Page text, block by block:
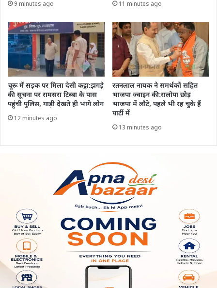
9 minutes ago 11 minutes ago
चूरू में सड़क पर मिला देसी कट्टा:झगड़े
की सूचना पर रामसरा टिब्बा के पास
पहुंची पुलिस, गाड़ी देखते ही भागे लोग
12 minutes ago
रतनलाल नायक ने समर्थकों सहित
भाजपा ज्वाइन की:रालोपा छोड़
भाजपा में लौटे, पहले भी रह चुके हैं
पार्टी में
13 minutes ago